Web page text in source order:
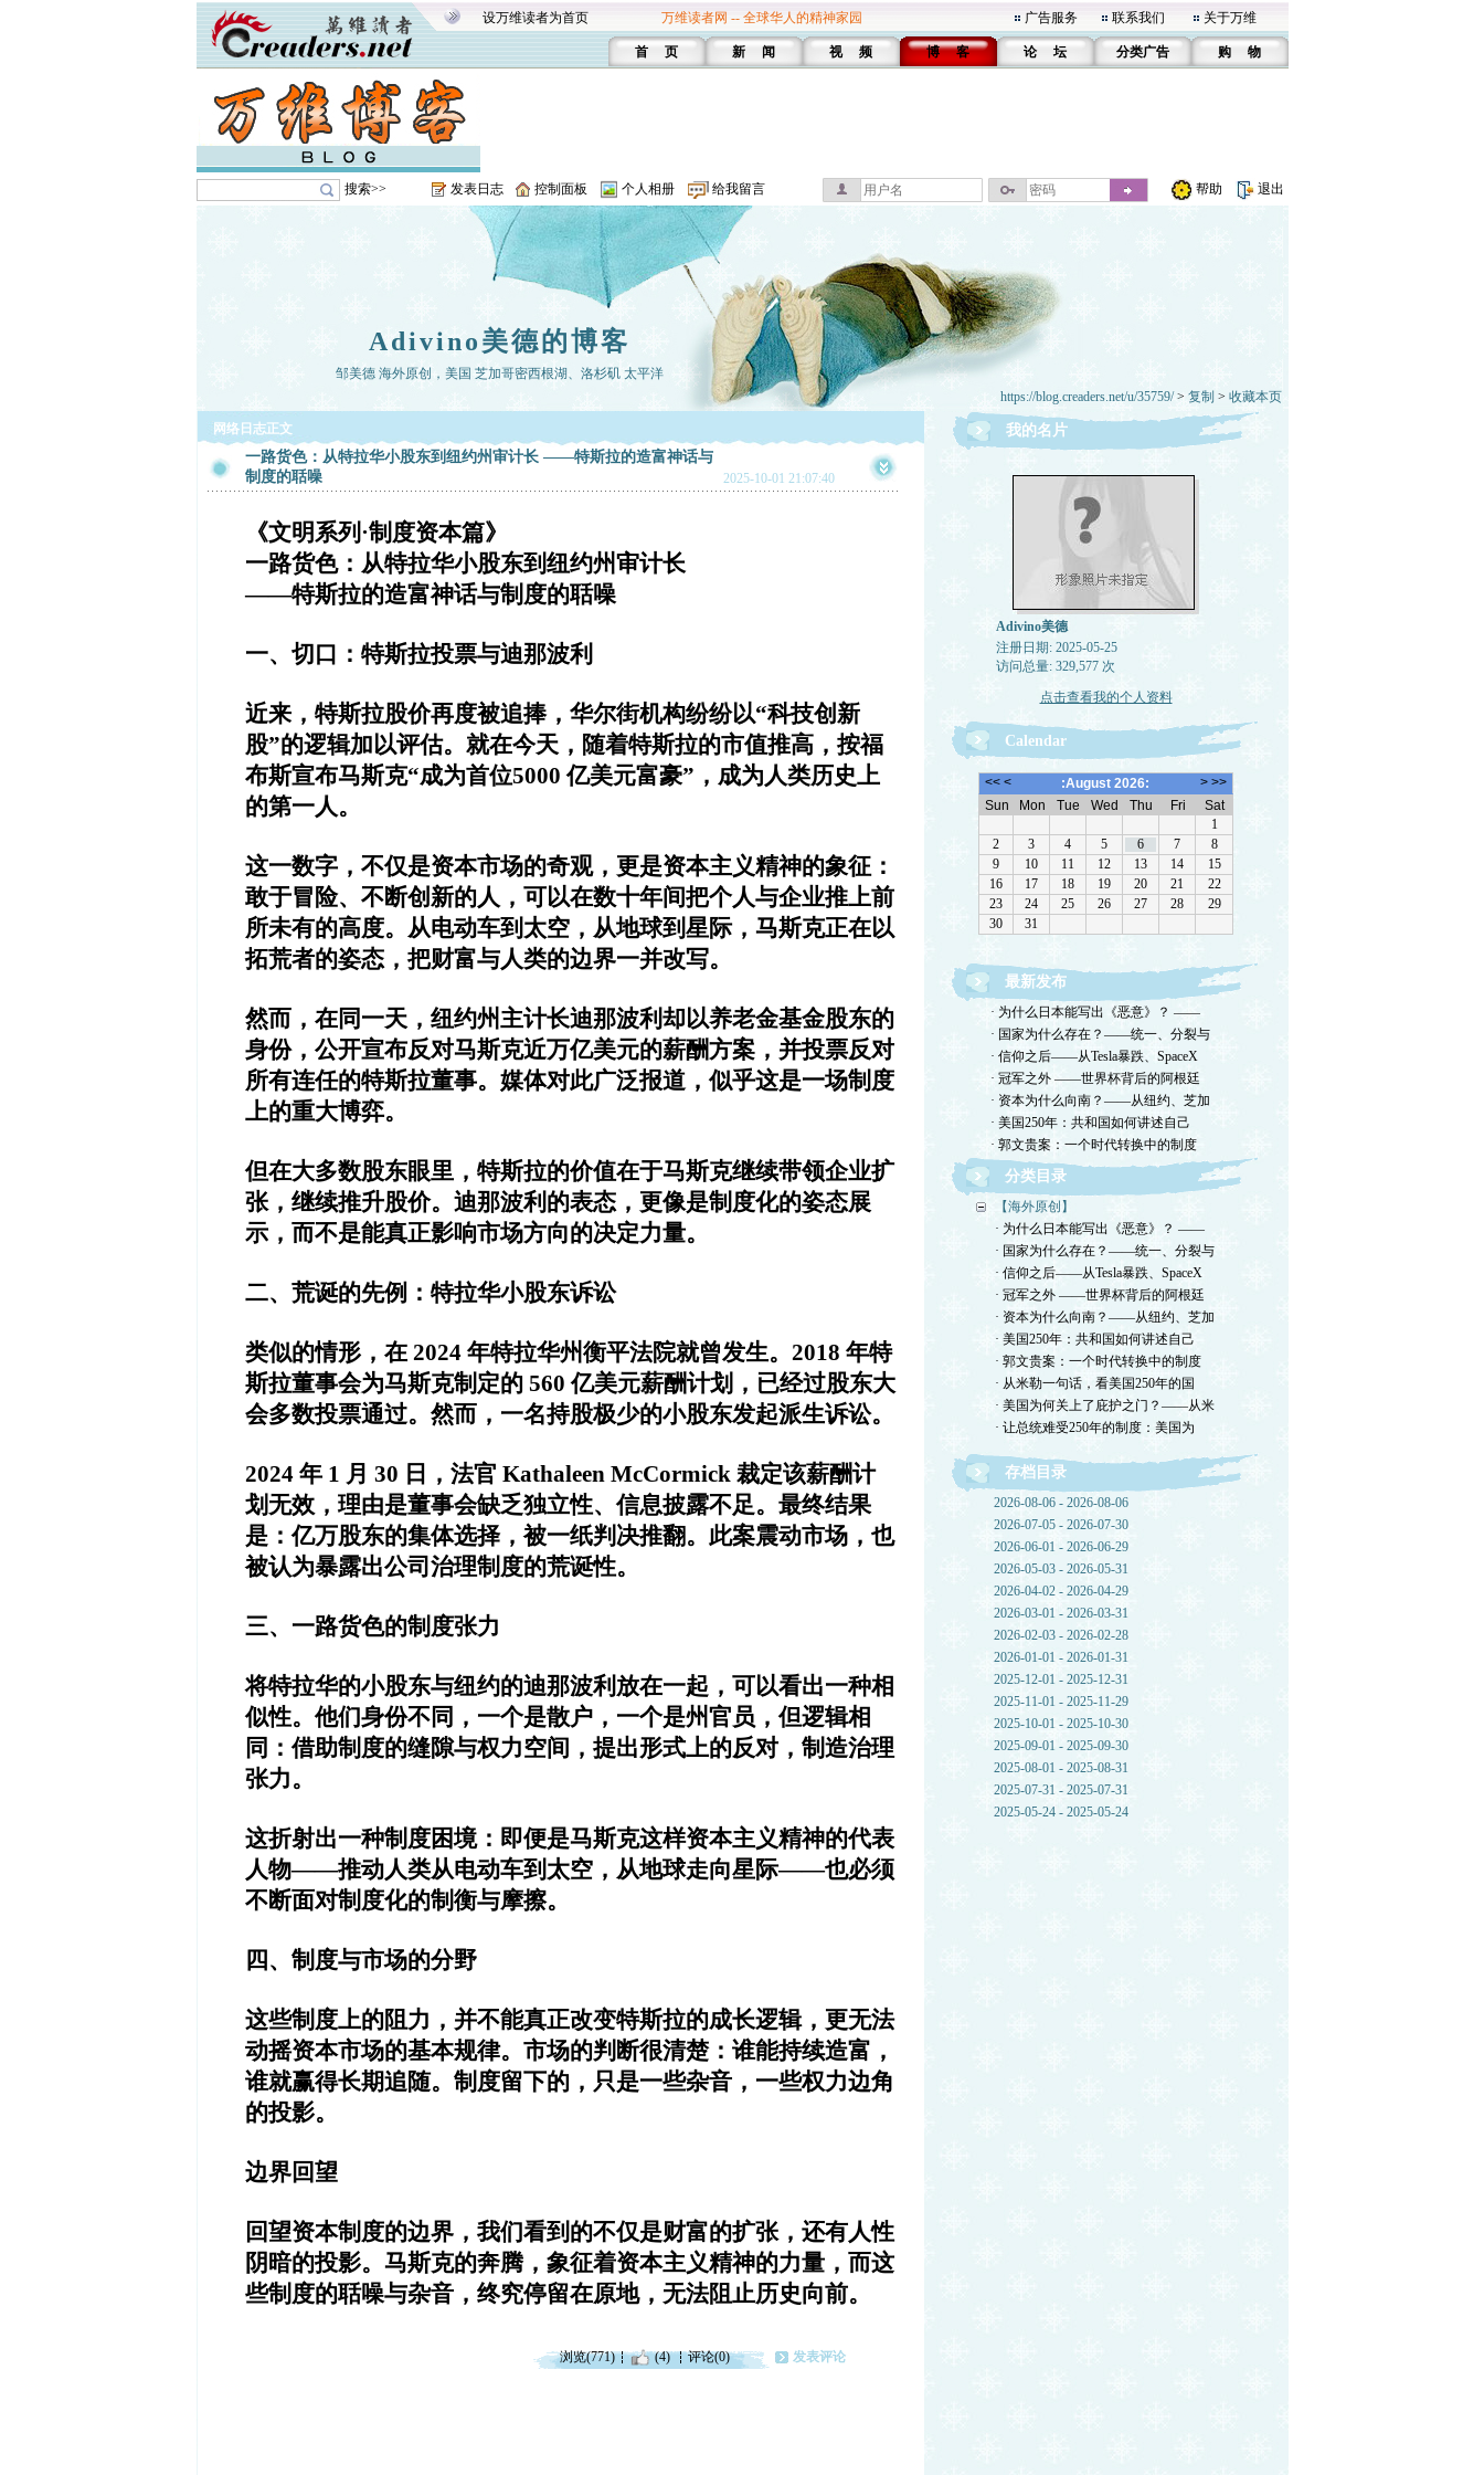
设万维读者为首页 万维读者网 -- 全球华人的精神家园 广告服务 联系我们 关于万维
首 页 新 闻 视 频 博 客 论 坛 分类广告 购 物
搜索>> 发表日志 控制面板 个人相册 给我留言 帮助 退出
Adivino美德的博客
邹美德 海外原创，美国 芝加哥密西根湖、洛杉矶 太平洋
https://blog.creaders.net/u/35759/> 复制 > 收藏本页
网络日志正文
一路货色：从特拉华小股东到纽约州审计长 ——特斯拉的造富神话与
制度的聒噪
2025-10-01 21:07:40
《文明系列·制度资本篇》
一路货色：从特拉华小股东到纽约州审计长
——特斯拉的造富神话与制度的聒噪
一、切口：特斯拉投票与迪那波利
近来，特斯拉股价再度被追捧，华尔街机构纷纷以“科技创新
股”的逻辑加以评估。就在今天，随着特斯拉的市值推高，按福
布斯宣布马斯克“成为首位5000 亿美元富豪”，成为人类历史上
的第一人。
这一数字，不仅是资本市场的奇观，更是资本主义精神的象征：
敢于冒险、不断创新的人，可以在数十年间把个人与企业推上前
所未有的高度。从电动车到太空，从地球到星际，马斯克正在以
拓荒者的姿态，把财富与人类的边界一并改写。
然而，在同一天，纽约州主计长迪那波利却以养老金基金股东的
身份，公开宣布反对马斯克近万亿美元的薪酬方案，并投票反对
所有连任的特斯拉董事。媒体对此广泛报道，似乎这是一场制度
上的重大博弈。
但在大多数股东眼里，特斯拉的价值在于马斯克继续带领企业扩
张，继续推升股价。迪那波利的表态，更像是制度化的姿态展
示，而不是能真正影响市场方向的决定力量。
二、荒诞的先例：特拉华小股东诉讼
类似的情形，在 2024 年特拉华州衡平法院就曾发生。2018 年特
斯拉董事会为马斯克制定的 560 亿美元薪酬计划，已经过股东大
会多数投票通过。然而，一名持股极少的小股东发起派生诉讼。
2024 年 1 月 30 日，法官 Kathaleen McCormick 裁定该薪酬计
划无效，理由是董事会缺乏独立性、信息披露不足。最终结果
是：亿万股东的集体选择，被一纸判决推翻。此案震动市场，也
被认为暴露出公司治理制度的荒诞性。
三、一路货色的制度张力
将特拉华的小股东与纽约的迪那波利放在一起，可以看出一种相
似性。他们身份不同，一个是散户，一个是州官员，但逻辑相
同：借助制度的缝隙与权力空间，提出形式上的反对，制造治理
张力。
这折射出一种制度困境：即便是马斯克这样资本主义精神的代表
人物——推动人类从电动车到太空，从地球走向星际——也必须
不断面对制度化的制衡与摩擦。
四、制度与市场的分野
这些制度上的阻力，并不能真正改变特斯拉的成长逻辑，更无法
动摇资本市场的基本规律。市场的判断很清楚：谁能持续造富，
谁就赢得长期追随。制度留下的，只是一些杂音，一些权力边角
的投影。
边界回望
回望资本制度的边界，我们看到的不仅是财富的扩张，还有人性
阴暗的投影。马斯克的奔腾，象征着资本主义精神的力量，而这
些制度的聒噪与杂音，终究停留在原地，无法阻止历史向前。
浏览(771) (4) 评论(0) 发表评论
我的名片
Adivino美德
注册日期: 2025-05-25
访问总量: 329,577 次
点击查看我的个人资料
Calendar
最新发布
· 为什么日本能写出《恶意》？ ——
· 国家为什么存在？——统一、分裂与
· 信仰之后——从Tesla暴跌、SpaceX
· 冠军之外 ——世界杯背后的阿根廷
· 资本为什么向南？——从纽约、芝加
· 美国250年：共和国如何讲述自己
· 郭文贵案：一个时代转换中的制度
分类目录
【海外原创】
· 为什么日本能写出《恶意》？ ——
· 国家为什么存在？——统一、分裂与
· 信仰之后——从Tesla暴跌、SpaceX
· 冠军之外 ——世界杯背后的阿根廷
· 资本为什么向南？——从纽约、芝加
· 美国250年：共和国如何讲述自己
· 郭文贵案：一个时代转换中的制度
· 从米勒一句话，看美国250年的国
· 美国为何关上了庇护之门？——从米
· 让总统难受250年的制度：美国为
存档目录
2026-08-06 - 2026-08-06
2026-07-05 - 2026-07-30
2026-06-01 - 2026-06-29
2026-05-03 - 2026-05-31
2026-04-02 - 2026-04-29
2026-03-01 - 2026-03-31
2026-02-03 - 2026-02-28
2026-01-01 - 2026-01-31
2025-12-01 - 2025-12-31
2025-11-01 - 2025-11-29
2025-10-01 - 2025-10-30
2025-09-01 - 2025-09-30
2025-08-01 - 2025-08-31
2025-07-31 - 2025-07-31
2025-05-24 - 2025-05-24